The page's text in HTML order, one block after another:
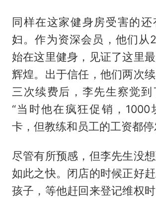
同样在这家健身房受害的还
妇。作为资深会员，他们从
始在这里健身，见证了这里
辉煌。出于信任，他们两次
三次续费后，李先生察觉到
“当时他在疯狂促销，1000
卡，但教练和员工的工资都停
尽管有所预感，但李先生没
如此之快。闭店的时候正好
孩子，等他赶回来登记维权